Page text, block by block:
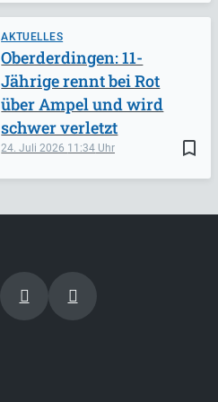
AKTUELLES
bookmark_border
24. Juli 2026 11:34
Oberderdingen: 11-
Jährige rennt bei Rot
über Ampel und wird
schwer verletzt